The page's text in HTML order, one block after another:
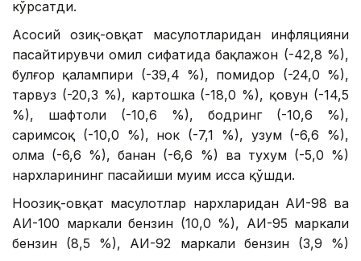
кўрсатди.
Асосий озиқ-овқат маҳсулотларидан инфляцияни
пасайтирувчи омил сифатида бақлажон (-42,8 %),
булғор қалампири (-39,4 %), помидор (-24,0 %),
тарвуз (-20,3 %), картошка (-18,0 %), қовун (-14,5
%), шафтоли (-10,6 %), бодринг (-10,6 %),
саримсоқ (-10,0 %), нок (-7,1 %), узум (-6,6 %),
олма (-6,6 %), банан (-6,6 %) ва тухум (-5,0 %)
нархларининг пасайиши муҳим ҳисса қўшди.
Ноозиқ-овқат маҳсулотлар нархларидан АИ-98 ва
АИ-100 маркали бензин (10,0 %), АИ-95 маркали
бензин (8,5 %), АИ-92 маркали бензин (3,9 %)